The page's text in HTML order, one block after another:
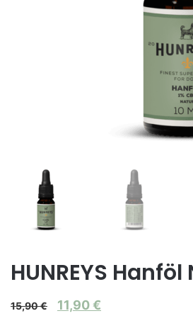
HUNREYS Hanföl
15,90€ 11,90€